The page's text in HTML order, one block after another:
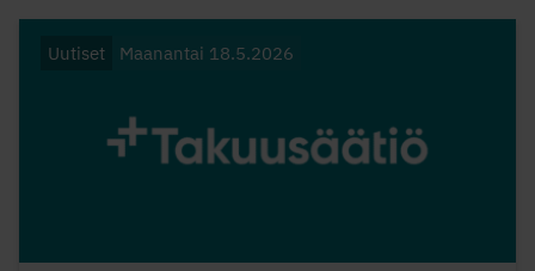
Uutiset Maanantai 18.5.2026